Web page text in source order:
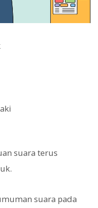
suara terus
suara pada